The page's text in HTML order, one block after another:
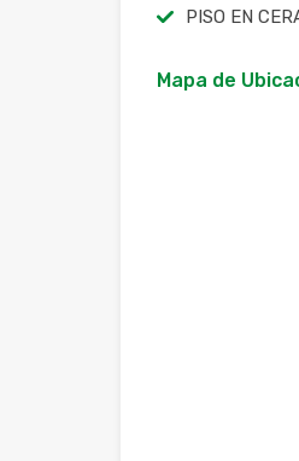
PISO EN
Mapa de